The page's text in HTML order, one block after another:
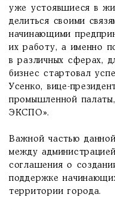
уже устоявшиеся в
делиться своими
начинающими
их работу, а именно
в различных сферах,
бизнес стартовал
Усенко, вице-
промышленной
ЭКСПО».
Важной частью
между
соглашения о
поддержке
территории города.